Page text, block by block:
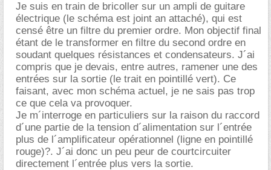
Je suis en train de bricoller sur un ampli de guitare
électrique (le schéma est joint an attaché), qui est
censé être un filtre du premier ordre. Mon objectif final
étant de le transformer en filtre du second ordre en
soudant quelques résistances et condensateurs. J´ai
compris que je devais, entre autres, ramener une des
entrées sur la sortie (le trait en pointillé vert). Ce
faisant, avec mon schéma actuel, je ne sais pas trop
ce que cela va provoquer.
Je m´interroge en particuliers sur la raison du raccord
d´une partie de la tension d´alimentation sur l´entrée
plus de l´amplificateur opérationnel (ligne en pointillé
rouge)?. J´ai donc un peu peur de courtcircuiter
directement l´entrée plus vers la sortie.